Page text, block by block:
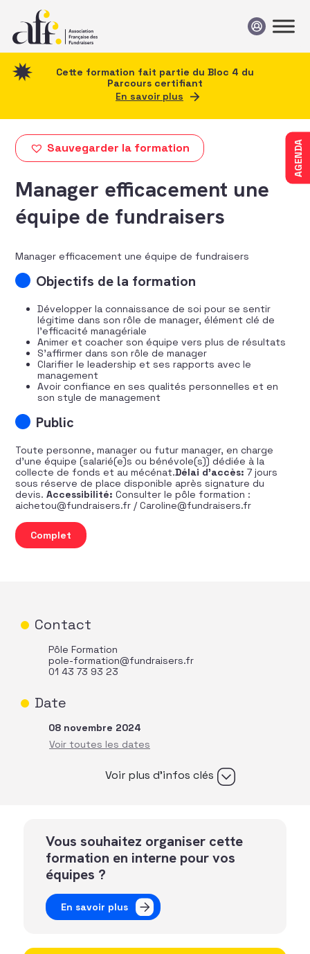
AGENDA
Cette formation fait partie du Bloc 4 du
Parcours certifiant
En savoir plus
Sauvegarder la formation
Manager efficacement une
équipe de fundraisers
Manager efficacement une équipe de fundraisers
Objectifs de la formation
Développer la connaissance de soi pour se sentir
légitime dans son rôle de manager, élément clé de
l’efficacité managériale
Animer et coacher son équipe vers plus de résultats
S’affirmer dans son rôle de manager
Clarifier le leadership et ses rapports avec le
management
Avoir confiance en ses qualités personnelles et en
son style de management
Public
Toute personne, manager ou futur manager, en charge
d’une équipe (salarié(e)s ou bénévole(s)) dédiée à la
collecte de fonds et au mécénat.Délai d’accès: 7 jours
sous réserve de place disponible après signature du
devis.Accessibilité: Consulter le pôle formation :
aichetou@fundraisers.fr / Caroline@fundraisers.fr
quantité de Manager efficacement une équipe de
Complet
Contact
Pôle Formation
pole-formation@fundraisers.fr
01 43 73 93 23
Date
08 novembre 2024
Voir plus d’infos clés
Vous souhaitez organiser cette
formation en interne pour vos
équipes ?
En savoir plus